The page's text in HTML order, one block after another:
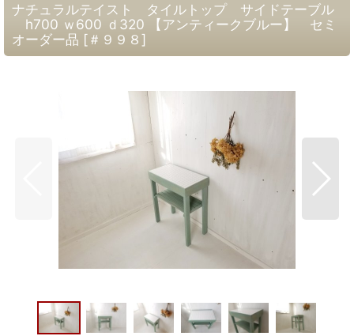
ナチュラルテイスト タイルトップ サイドテーブル
h700 ｗ600 ｄ320 【アンティークブルー】 セミ
オーダー品 [＃９９８]